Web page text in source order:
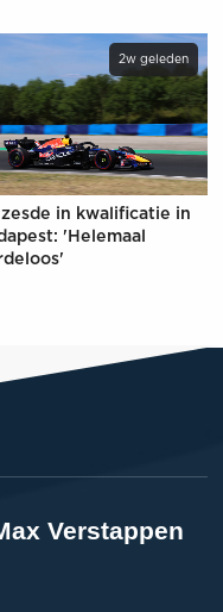
2w geleden
zesde in kwalificatie in
'Helemaal
Verstappen